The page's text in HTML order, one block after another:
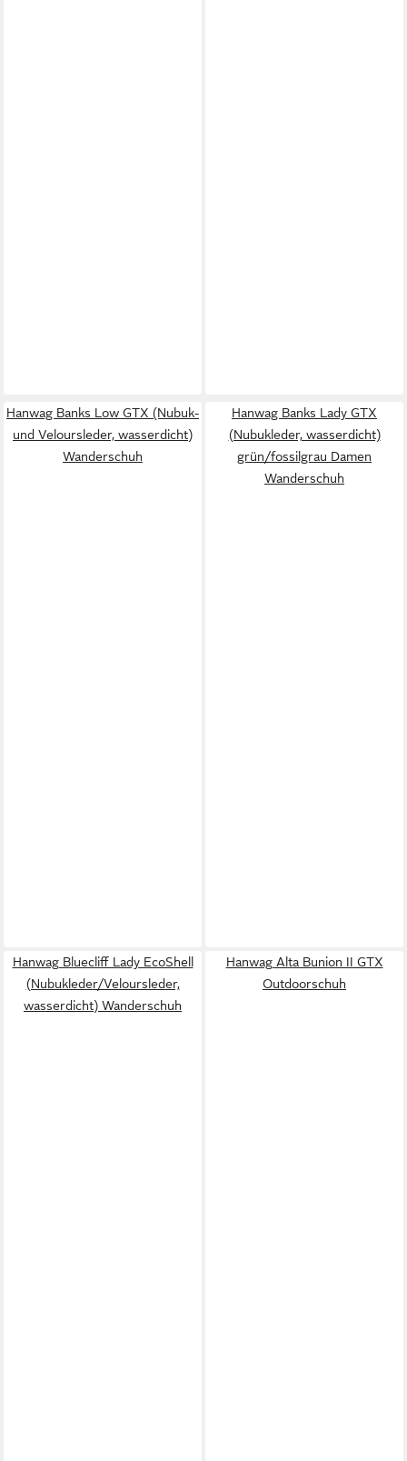
Hanwag Banks Low GTX (Nubuk-
und Veloursleder, wasserdicht)
Wanderschuh
Hanwag Banks Lady GTX
(Nubukleder, wasserdicht)
grün/fossilgrau Damen
Wanderschuh
Hanwag Bluecliff Lady EcoShell
(Nubukleder/Veloursleder,
wasserdicht) Wanderschuh
Hanwag Alta Bunion II GTX
Outdoorschuh